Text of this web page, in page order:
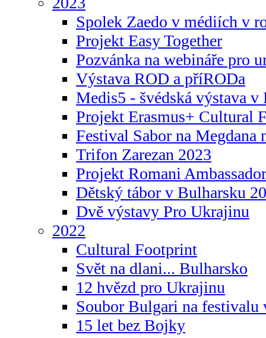
Spolek Zaedo v médiích v
Projekt Easy Together
Pozvánka na webináře pro
Výstava ROD a příRODa
Medis5 - švédská výstava v
Projekt Erasmus+ Cultural
Festival Sabor na Megdana
Trifon Zarezan 2023
Projekt Romani
Dětský tábor v Bulharsku
Dvě výstavy Pro Ukrajinu
2022
Cultural Footprint
Svět na dlani... Bulharsko
12 hvězd pro Ukrajinu
Soubor Bulgari na festivalu
15 let bez Bojky